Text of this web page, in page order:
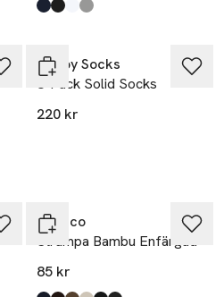
Produkten finns i färgerna:
Marine ,
Black
White
Light Grey
Happy Socks
3-Pack Solid Socks
220 kr
Topeco
Strumpa Bambu Enfärgad
85 kr